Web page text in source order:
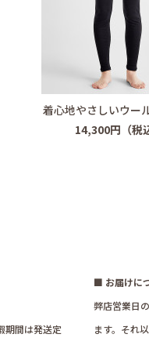
着心地やさしいウー
14,300円（税
期間は発送定
■ お届けに
弊店営業日
ます。それ